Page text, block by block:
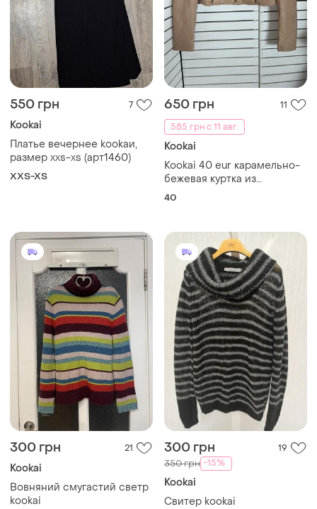
550 грн 7
Kookai
Платье вечернее kookaи,
размер xxs-xs (арт1460)
XXS-XS
650 грн
11
585 грн с 11 авг.
Kookai
Kookai 40 eur карамельно-
бежевая куртка из
натуральной кожи
40
300 грн 21
Kookai
Вовняний смугастий светр
kookai
300 грн 19
350 грн -15%
Kookai
Свитер kookai